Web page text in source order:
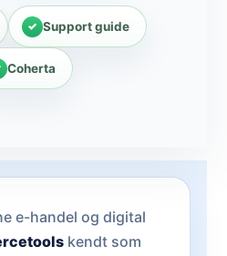
Support guide
Coherta
e-handel og digital
kendt som